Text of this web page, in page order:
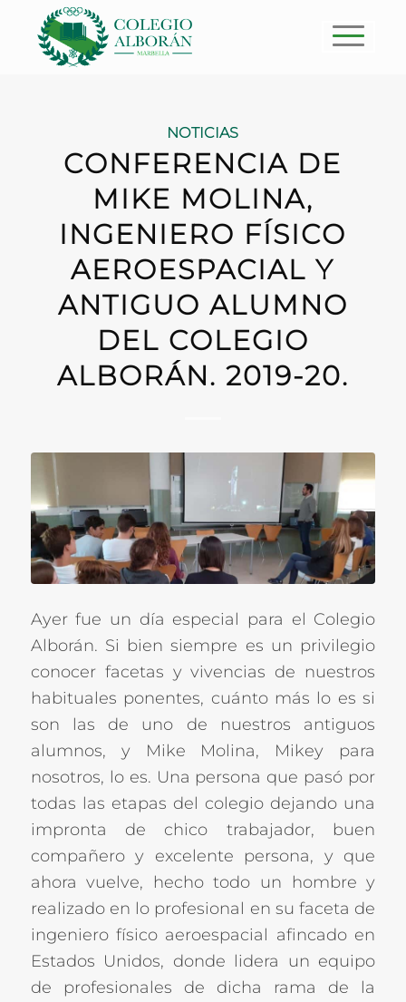
NOTICIAS
CONFERENCIA DE
MIKE MOLINA,
INGENIERO FÍSICO
AEROESPACIAL Y
ANTIGUO ALUMNO
DEL COLEGIO
ALBORÁN. 2019-20.
Ayer fue un día especial para el Colegio
Alborán. Si bien siempre es un privilegio
conocer facetas y vivencias de nuestros
habituales ponentes, cuánto más lo es si
son las de uno de nuestros antiguos
alumnos, y Mike Molina, Mikey para
nosotros, lo es. Una persona que pasó por
todas las etapas del colegio dejando una
impronta de chico trabajador, buen
compañero y excelente persona, y que
ahora vuelve, hecho todo un hombre y
realizado en lo profesional en su faceta de
ingenierofísico aeroespacial afincado en
Estados Unidos, donde lidera un equipo
de profesionales de dicha rama de la